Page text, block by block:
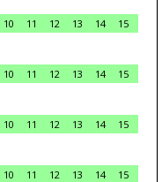
10 11 12 13 14
15
10 11 12 13 14
15
10 11 12 13 14
15
10 11 12 13 14
15